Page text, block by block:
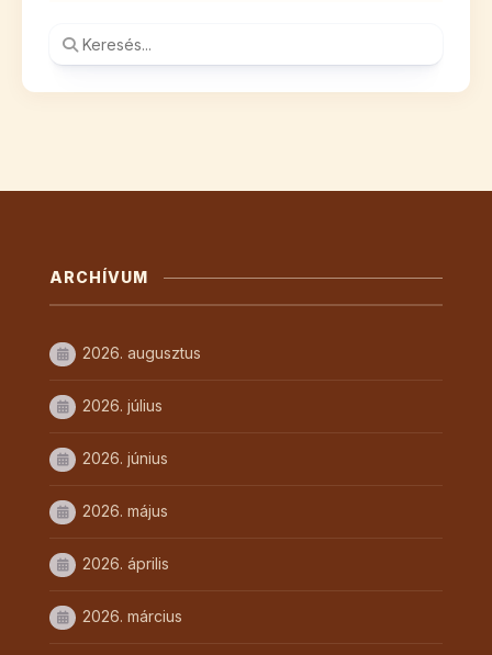
ARCHÍVUM
2026. augusztus
2026. július
2026. június
2026. május
2026. április
2026. március